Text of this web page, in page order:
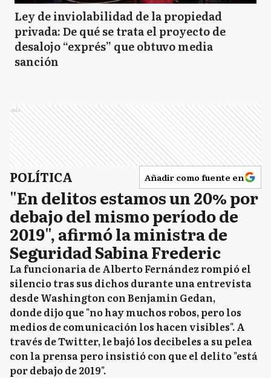
Ley de inviolabilidad de la propiedad
privada: De qué se trata el proyecto de
desalojo “exprés” que obtuvo media
sanción
Ads
POLÍTICA Añadir como fuente en
"En delitos estamos un 20% por
debajo del mismo período de
2019", afirmó la ministra de
Seguridad Sabina Frederic
La funcionaria de Alberto Fernández rompió el
silencio tras sus dichos durante una entrevista
desde Washington con Benjamin Gedan,
donde dijo que "no hay muchos robos, pero los
medios de comunicación los hacen visibles". A
través de Twitter, le bajó los decibeles a su pelea
con la prensa pero insistió con que el delito "está
por debajo de 2019".